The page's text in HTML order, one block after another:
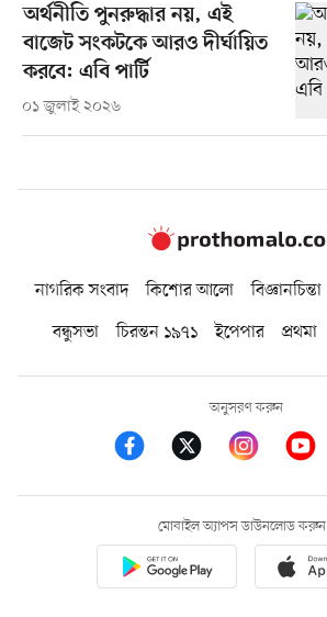
অর্থনীতি পুনরুদ্ধার নয়, এই
বাজেট সংকটকে আরও দীর্ঘায়িত
করবে: এবি পার্টি
০১ জুলাই ২০২৬
নাগরিক সংবাদ কিশোর আলো বিজ্ঞানচিন্তা
বন্ধুসভা
চিরন্তন ১৯৭১ ইপেপার প্রথমা
অনুসরণ করুন
মোবাইল অ্যাপস ডাউনলোড করুন